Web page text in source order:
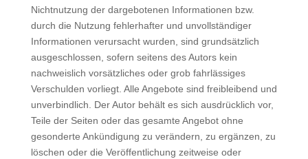
Nichtnutzung der dargebotenen Informationen bzw.
durch die Nutzung fehlerhafter und unvollständiger
Informationen verursacht wurden, sind grundsätzlich
ausgeschlossen, sofern seitens des Autors kein
nachweislich vorsätzliches oder grob fahrlässiges
Verschulden vorliegt. Alle Angebote sind freibleibend und
unverbindlich. Der Autor behält es sich ausdrücklich vor,
Teile der Seiten oder das gesamte Angebot ohne
gesonderte Ankündigung zu verändern, zu ergänzen, zu
löschen oder die Veröffentlichung zeitweise oder